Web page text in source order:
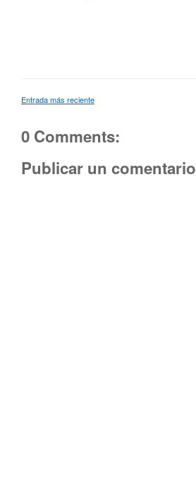
Entrada más reciente
0 Comments:
Publicar un comentario